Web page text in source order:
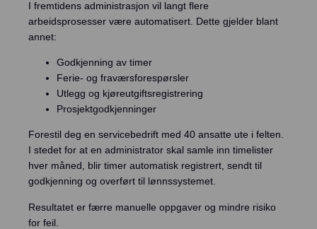
I fremtidens administrasjon vil langt flere
arbeidsprosesser være automatisert. Dette gjelder blant
annet:
Godkjenning av timer
Ferie- og fraværsforespørsler
Utlegg og kjøreutgiftsregistrering
Prosjektgodkjenninger
Forestil deg en servicebedrift med 40 ansatte ute i felten.
I stedet for at en administrator skal samle inn timelister
hver måned, blir timer automatisk registrert, sendt til
godkjenning og overført til lønnssystemet.
Resultatet er færre manuelle oppgaver og mindre risiko
for feil.